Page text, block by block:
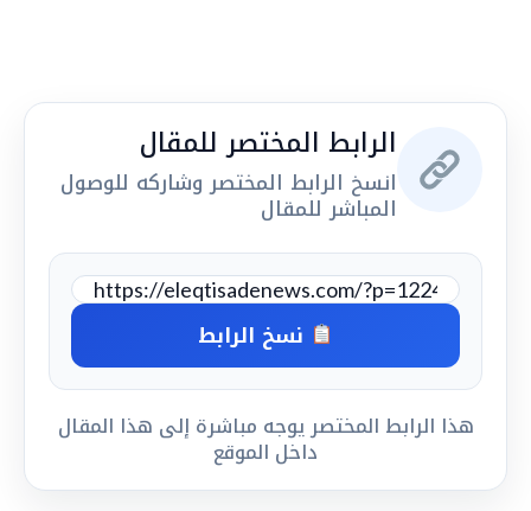
الرابط المختصر للمقال
انسخ الرابط المختصر وشاركه للوصول
المباشر للمقال
نسخ الرابط
هذا الرابط المختصر يوجه مباشرة إلى هذا المقال
داخل الموقع